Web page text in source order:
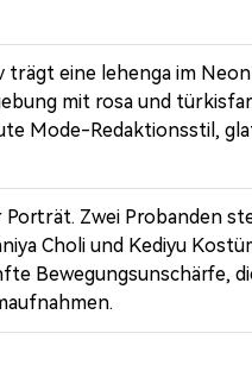
trägt eine lehenga im
mit rosa und
Mode-Redaktionsstil,
Zwei Probanden
Choli und Kediyu
Bewegungsunschärfe,
Starten→